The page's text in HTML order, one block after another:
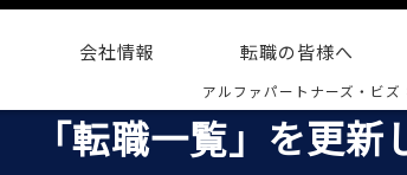
会社情報 転職の皆様へ
アルファパートナーズ・ビズ
「転職一覧」を更新